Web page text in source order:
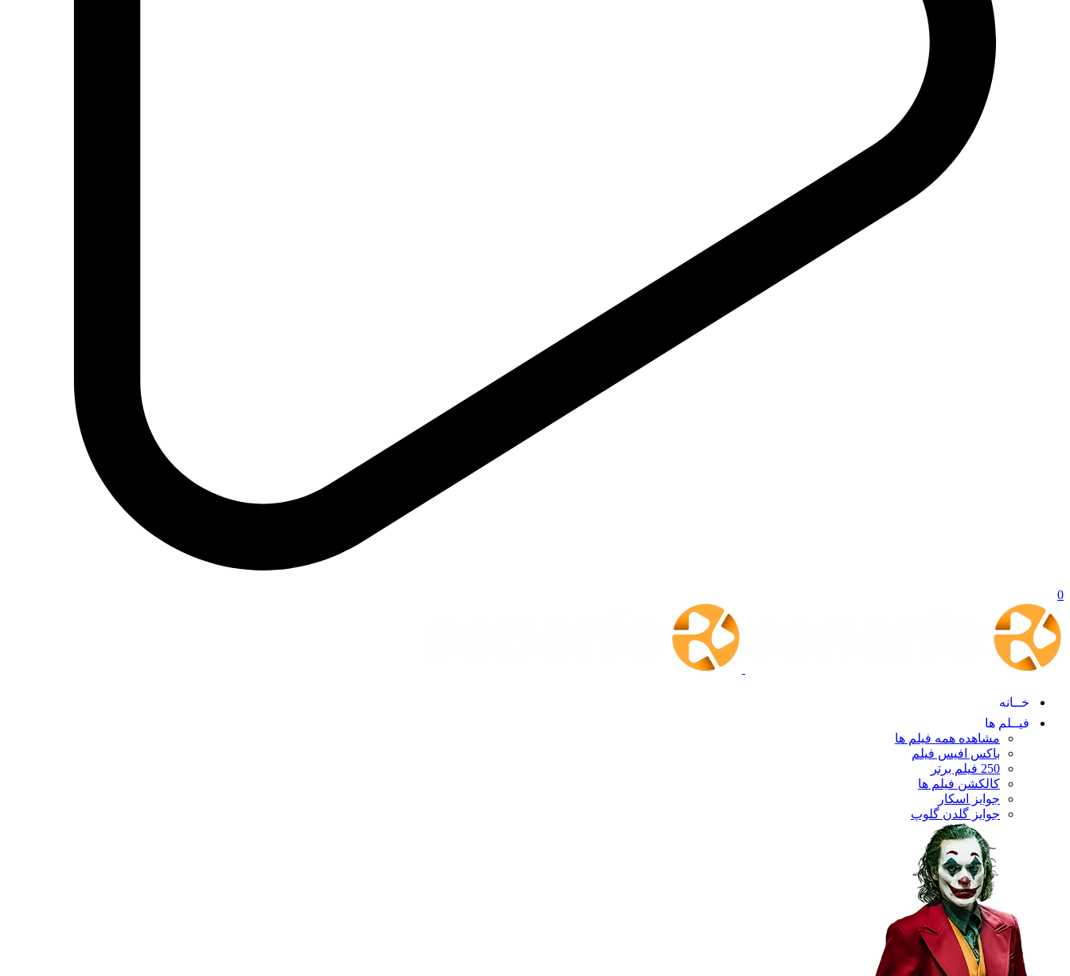
0
خــانه
فیــلم ها
مشاهده همه فیلم ها
باکس افیس فیلم
250 فیلم برتر
کالکشن فیلم ها
جوایز اسکار
جوایز گلدن گلوپ